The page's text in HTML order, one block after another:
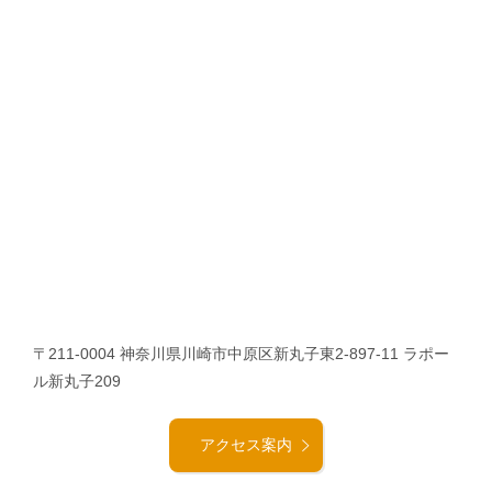
〒211-0004 神奈川県川崎市中原区新丸子東2-897-11 ラポー
ル新丸子209
アクセス案内